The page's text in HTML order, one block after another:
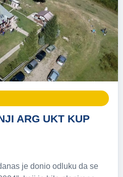
ARG UKT KUP
je donio odluku da se